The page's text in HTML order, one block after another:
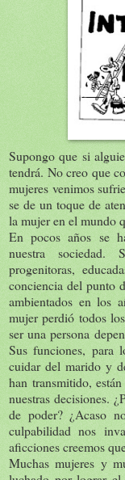
Supongo que si
tendrá. No creo que
mujeres venimos
se de un toque de
la mujer en el mundo
En pocos años se
nuestra sociedad.
progenitoras,
conciencia del punto
ambientados en los
mujer perdió todos
ser una persona
Sus funciones, para
cuidar del marido y
han transmitido,
nuestras decisiones.
de poder? ¿Acaso
culpabilidad nos
aficciones creemos
Muchas mujeres y